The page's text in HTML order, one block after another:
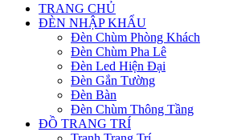
TRANG CHỦ
ĐÈN NHẬP KHẨU
Đèn Chùm Phòng Khách
Đèn Chùm Pha Lê
Đèn Led Hiện Đại
Đèn Gắn Tường
Đèn Bàn
Đèn Chùm Thông Tầng
ĐỒ TRANG TRÍ